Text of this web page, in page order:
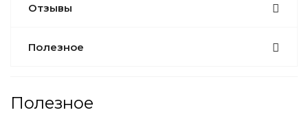
Отзывы
Полезное
Полезное